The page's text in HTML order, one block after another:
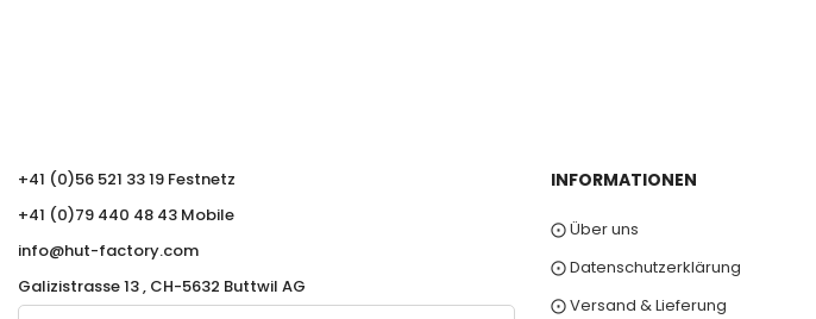
+41 (0)56 521 33 19 Festnetz
+41 (0)79 440 48 43 Mobile
info@hut-factory.com
Galizistrasse 13 , CH-5632 Buttwil AG
INFORMATIONEN
⨀ Über uns
⨀ Datenschutzerklärung
⨀ Versand & Lieferung